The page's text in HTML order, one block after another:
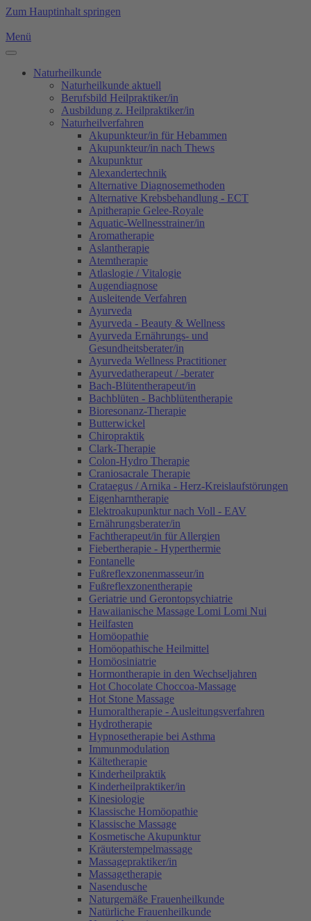
Zum Hauptinhalt springen
Menü
Naturheilkunde
Naturheilkunde aktuell
Berufsbild Heilpraktiker/in
Ausbildung z. Heilpraktiker/in
Naturheilverfahren
Akupunkteur/in für Hebammen
Akupunkteur/in nach Thews
Akupunktur
Alexandertechnik
Alternative Diagnosemethoden
Alternative Krebsbehandlung - ECT
Apitherapie Gelee-Royale
Aquatic-Wellnesstrainer/in
Aromatherapie
Aslantherapie
Atemtherapie
Atlaslogie / Vitalogie
Augendiagnose
Ausleitende Verfahren
Ayurveda
Ayurveda - Beauty & Wellness
Ayurveda Ernährungs- und
Gesundheitsberater/in
Ayurveda Wellness Practitioner
Ayurvedatherapeut / -berater
Bach-Blütentherapeut/in
Bachblüten - Bachblütentherapie
Bioresonanz-Therapie
Butterwickel
Chiropraktik
Clark-Therapie
Colon-Hydro Therapie
Craniosacrale Therapie
Crataegus / Arnika - Herz-Kreislaufstörungen
Eigenharntherapie
Elektroakupunktur nach Voll - EAV
Ernährungsberater/in
Fachtherapeut/in für Allergien
Fiebertherapie - Hyperthermie
Fontanelle
Fußreflexzonenmasseur/in
Fußreflexzonentherapie
Geriatrie und Gerontopsychiatrie
Hawaiianische Massage Lomi Lomi Nui
Heilfasten
Homöopathie
Homöopathische Heilmittel
Homöosiniatrie
Hormontherapie in den Wechseljahren
Hot Chocolate Choccoa-Massage
Hot Stone Massage
Humoraltherapie - Ausleitungsverfahren
Hydrotherapie
Hypnosetherapie bei Asthma
Immunmodulation
Kältetherapie
Kinderheilpraktik
Kinderheilpraktiker/in
Kinesiologie
Klassische Homöopathie
Klassische Massage
Kosmetische Akupunktur
Kräuterstempelmassage
Massagepraktiker/in
Massagetherapie
Nasendusche
Naturgemäße Frauenheilkunde
Natürliche Frauenheilkunde